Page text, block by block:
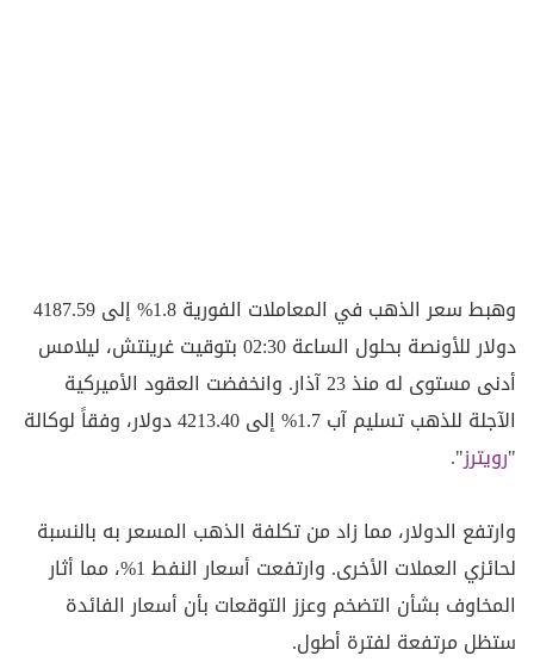
وهبط سعر الذهب في المعاملات الفورية 1.8% إلى 4187.59
دولار للأونصة بحلول الساعة 02:30 بتوقيت غرينتش، ليلامس
أدنى مستوى له منذ 23 آذار. وانخفضت العقود الأميركية
الآجلة للذهب تسليم آب 1.7% إلى 4213.40 دولار، وفقاً لوكالة
"رويترز".
وارتفع الدولار، مما زاد من تكلفة الذهب المسعر به بالنسبة
لحائزي العملات الأخرى. وارتفعت أسعار النفط 1%، مما أثار
المخاوف بشأن التضخم وعزز التوقعات بأن أسعار الفائدة
ستظل مرتفعة لفترة أطول.